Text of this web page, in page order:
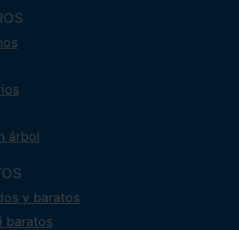
árbol
y baratos
baratos